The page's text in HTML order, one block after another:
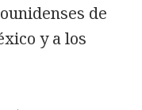
de
y a los